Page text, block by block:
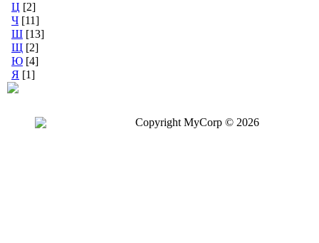
Ц [2]
Ч [11]
Ш [13]
Щ [2]
Ю [4]
Я [1]
Copyright MyCorp © 2026